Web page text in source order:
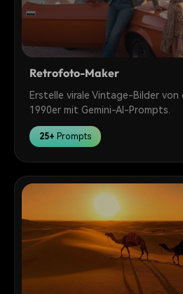
Retrofoto-Maker
Erstelle virale Vintage-Bilder von
1990er mit Gemini-AI-Prompts.
25+ Prompts